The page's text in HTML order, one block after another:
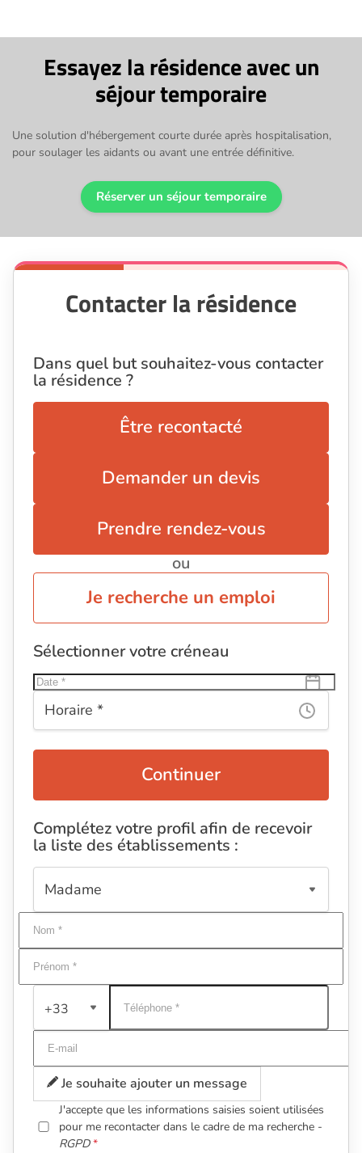
Essayez la résidence avec un
séjour temporaire
Une solution d'hébergement courte durée après hospitalisation,
pour soulager les aidants ou avant une entrée définitive.
Réserver un séjour temporaire
Contacter la résidence
Dans quel but souhaitez-vous contacter
la résidence ?
Être recontacté
Demander un devis
Prendre rendez-vous
ou
Je recherche un emploi
Sélectionner votre créneau
Continuer
Complétez votre profil afin de recevoir
la liste des établissements :
+33
Je souhaite ajouter un message
J'accepte que les informations saisies soient utilisées
pour me recontacter dans le cadre de ma recherche -
RGPD